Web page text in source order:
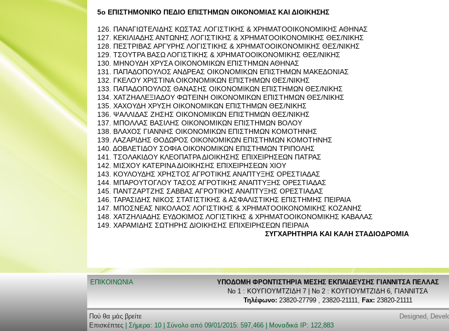
5o ΕΠΙ­ΣΤΗ­ΜΟ­ΝΙ­ΚΟ ΠΕΔΙΟ ΕΠΙ­ΣΤΗ­ΜΩΝ ΟΙ­ΚΟ­ΝΟ­ΜΙΑΣ ΚΑΙ ΔΙΟΙ­ΚΗ­ΣΗΣ
126. ΠΑ­ΝΑ­ΓΙΩ­ΤΕ­ΛΙ­ΔΗΣ ΚΩ­ΣΤΑΣ ΛΟ­ΓΙ­ΣΤΙ­ΚΗΣ & ΧΡΗ­ΜΑ­ΤΟ­ΟΙ­ΚΟ­ΝΟ­ΜΙ­ΚΗΣ ΑΘΗ­ΝΑΣ
127. ΚΕ­ΚΙ­ΛΙΑ­ΔΗΣ ΑΝΤΩ­ΝΗΣ ΛΟ­ΓΙ­ΣΤΙ­ΚΗΣ & ΧΡΗ­ΜΑ­ΤΟ­ΟΙ­ΚΟ­ΝΟ­ΜΙ­ΚΗΣ ΘΕΣ/ΝΙΚΗΣ
128. ΠΕ­ΣΤΡΙ­ΒΑΣ ΑΡ­ΓΥ­ΡΗΣ ΛΟ­ΓΙ­ΣΤΙ­ΚΗΣ & ΧΡΗ­ΜΑ­ΤΟ­ΟΙ­ΚΟ­ΝΟ­ΜΙ­ΚΗΣ ΘΕΣ/ΝΙΚΗΣ
129. ΤΣΟΥ­ΤΡΑ ΒΑΣΩ ΛΟ­ΓΙ­ΣΤΙ­ΚΗΣ & ΧΡΗ­ΜΑ­ΤΟ­ΟΙ­ΚΟ­ΝΟ­ΜΙ­ΚΗΣ ΘΕΣ/ΝΙΚΗΣ
130. ΜΗ­ΝΟΥ­ΔΗ ΧΡΥΣΑ ΟΙ­ΚΟ­ΝΟ­ΜΙ­ΚΩΝ ΕΠΙ­ΣΤΗ­ΜΩΝ ΑΘΗ­ΝΑΣ
131. ΠΑ­ΠΑ­ΔΟ­ΠΟΥ­ΛΟΣ ΑΝ­ΔΡΕ­ΑΣ ΟΙ­ΚΟ­ΝΟ­ΜΙ­ΚΩΝ ΕΠΙ­ΣΤΗ­ΜΩΝ ΜΑ­ΚΕ­ΔΟ­ΝΙΑΣ
132. ΓΚΕ­ΛΟΥ ΧΡΙ­ΣΤΙ­ΝΑ ΟΙ­ΚΟ­ΝΟ­ΜΙ­ΚΩΝ ΕΠΙ­ΣΤΗ­ΜΩΝ ΘΕΣ/ΝΙΚΗΣ
133. ΠΑ­ΠΑ­ΔΟ­ΠΟΥ­ΛΟΣ ΘΑ­ΝΑ­ΣΗΣ ΟΙ­ΚΟ­ΝΟ­ΜΙ­ΚΩΝ ΕΠΙ­ΣΤΗ­ΜΩΝ ΘΕΣ/ΝΙΚΗΣ
134. ΧΑ­ΤΖΗΑ­ΛΕ­ΞΙΑ­ΔΟΥ ΦΩ­ΤΕΙ­ΝΗ ΟΙ­ΚΟ­ΝΟ­ΜΙ­ΚΩΝ ΕΠΙ­ΣΤΗ­ΜΩΝ ΘΕΣ/ΝΙΚΗΣ
135. ΧΑ­ΧΟΥ­ΔΗ ΧΡΥΣΗ ΟΙ­ΚΟ­ΝΟ­ΜΙ­ΚΩΝ ΕΠΙ­ΣΤΗ­ΜΩΝ ΘΕΣ/ΝΙΚΗΣ
136. ΨΑΛ­ΛΙ­ΔΑΣ ΖΗΣΗΣ ΟΙ­ΚΟ­ΝΟ­ΜΙ­ΚΩΝ ΕΠΙ­ΣΤΗ­ΜΩΝ ΘΕΣ/ΝΙΚΗΣ
137. ΜΠΟΛ­ΛΑΣ ΒΑ­ΣΙ­ΛΗΣ ΟΙ­ΚΟ­ΝΟ­ΜΙ­ΚΩΝ ΕΠΙ­ΣΤΗ­ΜΩΝ ΒΟΛΟΥ
138. ΒΛΑ­ΧΟΣ ΓΙΑΝ­ΝΗΣ ΟΙ­ΚΟ­ΝΟ­ΜΙ­ΚΩΝ ΕΠΙ­ΣΤΗ­ΜΩΝ ΚΟ­ΜΟ­ΤΗ­ΝΗΣ
139. ΛΑ­ΖΑ­ΡΙ­ΔΗΣ ΘΟ­ΔΩ­ΡΟΣ ΟΙ­ΚΟ­ΝΟ­ΜΙ­ΚΩΝ ΕΠΙ­ΣΤΗ­ΜΩΝ ΚΟ­ΜΟ­ΤΗ­ΝΗΣ
140. ΔΟ­ΒΛΕ­ΤΙ­ΔΟΥ ΣΟΦΙΑ ΟΙ­ΚΟ­ΝΟ­ΜΙ­ΚΩΝ ΕΠΙ­ΣΤΗ­ΜΩΝ ΤΡΙ­ΠΟ­ΛΗΣ
141. ΤΣΟ­ΛΑ­ΚΙ­ΔΟΥ ΚΛΕ­Ο­ΠΑ­ΤΡΑ ΔΙΟΙ­ΚΗ­ΣΗΣ ΕΠΙ­ΧΕΙ­ΡΗ­ΣΕ­ΩΝ ΠΑ­ΤΡΑΣ
142. ΜΙ­ΣΧΟΥ ΚΑ­ΤΕ­ΡΙ­ΝΑ ΔΙΟΙ­ΚΗ­ΣΗΣ ΕΠΙ­ΧΕΙ­ΡΗ­ΣΕ­ΩΝ ΧΙΟΥ
143. ΚΟΥ­ΛΟΥ­ΔΗΣ ΧΡΗ­ΣΤΟΣ ΑΓΡΟ­ΤΙ­ΚΗΣ ΑΝΑ­ΠΤΥ­ΞΗΣ ΟΡΕ­ΣΤΙΑ­ΔΑΣ
144. ΜΠΑ­ΡΟΥ­ΤΟ­ΓΛΟΥ ΤΑΣΟΣ ΑΓΡΟ­ΤΙ­ΚΗΣ ΑΝΑ­ΠΤΥ­ΞΗΣ ΟΡΕ­ΣΤΙΑ­ΔΑΣ
145. ΠΑΝ­ΤΖΑΡ­ΤΖΗΣ ΣΑΒ­ΒΑΣ ΑΓΡΟ­ΤΙ­ΚΗΣ ΑΝΑ­ΠΤΥ­ΞΗΣ ΟΡΕ­ΣΤΙΑ­ΔΑΣ
146. ΤΑ­ΡΑ­ΣΙ­ΔΗΣ ΝΙΚΟΣ ΣΤΑ­ΤΙ­ΣΤΙ­ΚΗΣ & ΑΣΦΑ­ΛΙ­ΣΤΙ­ΚΗΣ ΕΠΙ­ΣΤΗ­ΜΗΣ ΠΕΙ­ΡΑΙΑ
147. ΜΠΟΣ­ΝΕ­ΑΣ ΝΙ­ΚΟ­ΛΑ­ΟΣ ΛΟ­ΓΙ­ΣΤΙ­ΚΗΣ & ΧΡΗ­ΜΑ­ΤΟ­ΟΙ­ΚΟ­ΝΟ­ΜΙ­ΚΗΣ ΚΟ­ΖΑ­ΝΗΣ
148. ΧΑ­ΤΖΗ­ΛΙΑ­ΔΗΣ ΕΥ­ΔΟ­ΚΙ­ΜΟΣ ΛΟ­ΓΙ­ΣΤΙ­ΚΗΣ & ΧΡΗ­ΜΑ­ΤΟ­ΟΙ­ΚΟ­ΝΟ­ΜΙ­ΚΗΣ ΚΑ­ΒΑ­ΛΑΣ
149. ΧΑ­ΡΑ­ΜΙ­ΔΗΣ ΣΩ­ΤΗ­ΡΗΣ ΔΙΟΙ­ΚΗ­ΣΗΣ ΕΠΙ­ΧΕΙ­ΡΗ­ΣΕ­ΩΝ ΠΕΙ­ΡΑΙΑ
ΣΥΓ­ΧΑ­ΡΗ­ΤΗ­ΡΙΑ ΚΑΙ ΚΑΛΗ ΣΤΑ­ΔΙΟ­ΔΡΟ­ΜΙΑ
ΕΠΙΚΟΙΝΩΝΙΑ
ΥΠΟΔΟΜΗ ΦΡΟΝΤΙΣΤΗΡΙA ΜΕΣΗΣ ΕΚΠΑΙΔΕΥΣΗΣ ΓΙΑΝΝΙΤΣΑ ΠΕΛΛΑΣ
Νο 1 : ΚΟΥΓΙΟΥΜΤΖΙΔΗ 7 | Νο 2 : ΚΟΥΓΙΟΥΜΤΖΙΔΗ 6, ΓΙΑΝΝΙΤΣΑ
Τηλέφωνο:23820-27799 , 23820-21111, Fax:23820-21111
Designed,
Πού θα μάς βρείτε
Επισκέπτες | Σήμερα: 10 | Σύνολο από 09/01/2015: 597,466 | Μοναδικά IP: 122,883